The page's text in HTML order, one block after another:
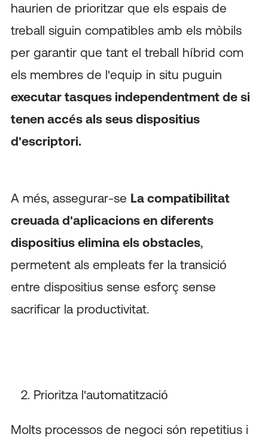
haurien de prioritzar que els espais de
treball siguin compatibles amb els mòbils
per garantir que tant el treball híbrid com
els membres de l'equip in situ puguin
executar tasques independentment de si
tenen accés als seus dispositius
d'escriptori.
A més, assegurar-se La compatibilitat
creuada d'aplicacions en diferents
dispositius elimina els obstacles,
permetent als empleats fer la transició
entre dispositius sense esforç sense
sacrificar la productivitat.
Prioritza l'automatització
Molts processos de negoci són repetitius i